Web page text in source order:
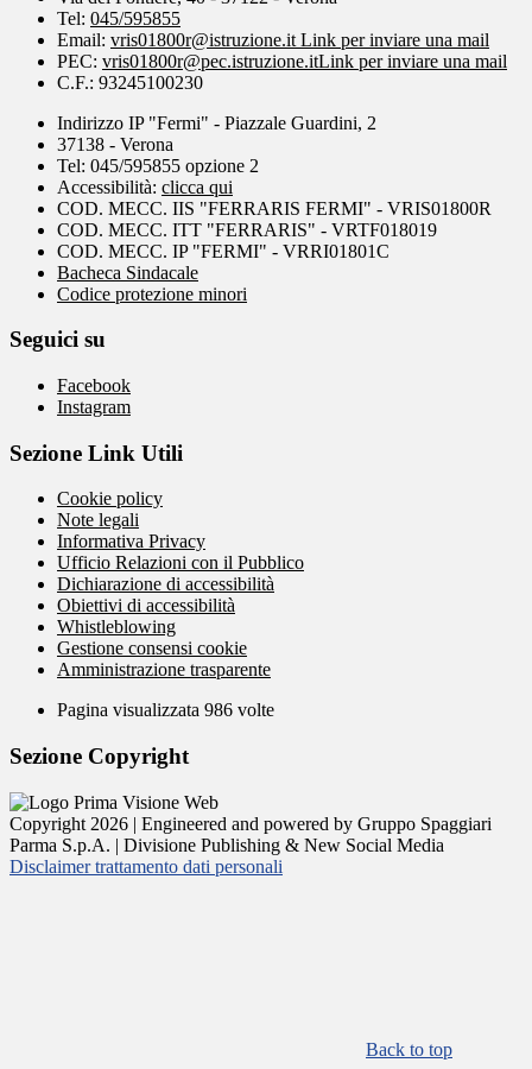
Tel: 045/595855
Email: vris01800r@istruzione.it Link per inviare una mail
PEC: vris01800r@pec.istruzione.itLink per inviare una mail
C.F.: 93245100230
Indirizzo IP "Fermi" - Piazzale Guardini, 2
37138 - Verona
Tel: 045/595855 opzione 2
Accessibilità: clicca qui
COD. MECC. IIS "FERRARIS FERMI" - VRIS01800R
COD. MECC. ITT "FERRARIS" - VRTF018019
COD. MECC. IP "FERMI" - VRRI01801C
Bacheca Sindacale
Codice protezione minori
Seguici su
Facebook
Instagram
Sezione Link Utili
Cookie policy
Note legali
Informativa Privacy
Ufficio Relazioni con il Pubblico
Dichiarazione di accessibilità
Obiettivi di accessibilità
Whistleblowing
Gestione consensi cookie
Amministrazione trasparente
Pagina visualizzata 986 volte
Sezione Copyright
Copyright 2026 | Engineered and powered by Gruppo Spaggiari
Parma S.p.A. | Divisione Publishing & New Social Media
Disclaimer trattamento dati personali
Back to top